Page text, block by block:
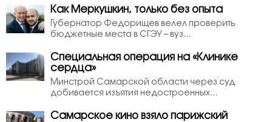
Как Меркушкин, только без опыта
Губернатор Федорищев велел проверить
бюджетные места в СГЭУ – вуз...
Специальная операция на «Клинике
сердца»
Минстрой Самарской области через суд
добивается изъятия недостроенных...
Самарское кино взяло парижский